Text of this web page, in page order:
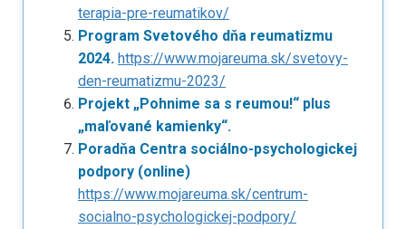
terapia-pre-reumatikov/
Program Svetového dňa reumatizmu
2024. https://www.mojareuma.sk/svetovy-
den-reumatizmu-2023/
Projekt „Pohnime sa s reumou!“ plus
„maľované kamienky“.
Poradňa Centra sociálno-psychologickej
podpory (online)
https://www.mojareuma.sk/centrum-
socialno-psychologickej-podpory/